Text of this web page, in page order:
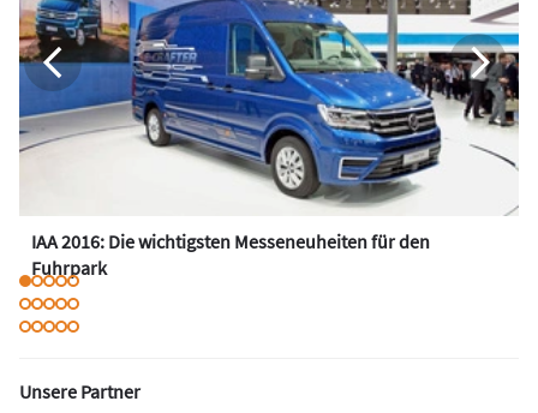
IAA 2016: Die wichtigsten Messeneuheiten für den
Fuhrpark
Unsere Partner